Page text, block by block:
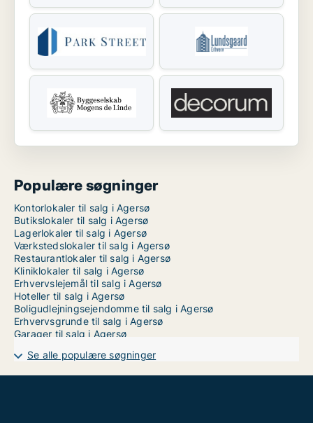
Populære søgninger
Kontorlokaler til salg i Agersø
Butikslokaler til salg i Agersø
Lagerlokaler til salg i Agersø
Værkstedslokaler til salg i Agersø
Restaurantlokaler til salg i Agersø
Kliniklokaler til salg i Agersø
Erhvervslejemål til salg i Agersø
Hoteller til salg i Agersø
Boligudlejningsejendomme til salg i Agersø
Erhvervsgrunde til salg i Agersø
Garager til salg i Agersø
Se alle populære søgninger